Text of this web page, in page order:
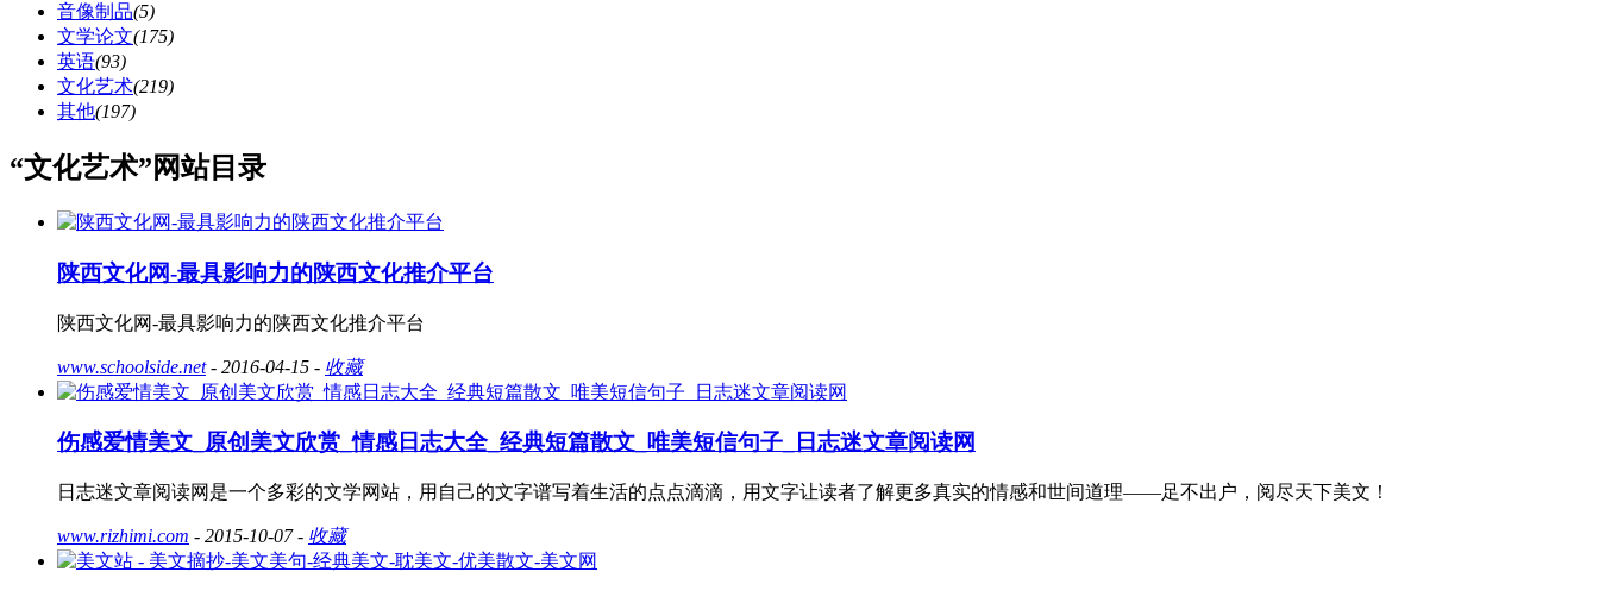
音像制品(5)
文学论文(175)
英语(93)
文化艺术(219)
其他(197)
“文化艺术”网站目录
陕西文化网-最具影响力的陕西文化推介平台
陕西文化网-最具影响力的陕西文化推介平台
www.schoolside.net- 2016-04-15 - 收藏
伤感爱情美文_原创美文欣赏_情感日志大全_经典短篇散文_唯美短信句子_日志迷文章阅读网
日志迷文章阅读网是一个多彩的文学网站，用自己的文字谱写着生活的点点滴滴，用文字让读者了解更多真实的情感和世间道理——足不出户，阅尽天下美文！
www.rizhimi.com - 2015-10-07 - 收藏